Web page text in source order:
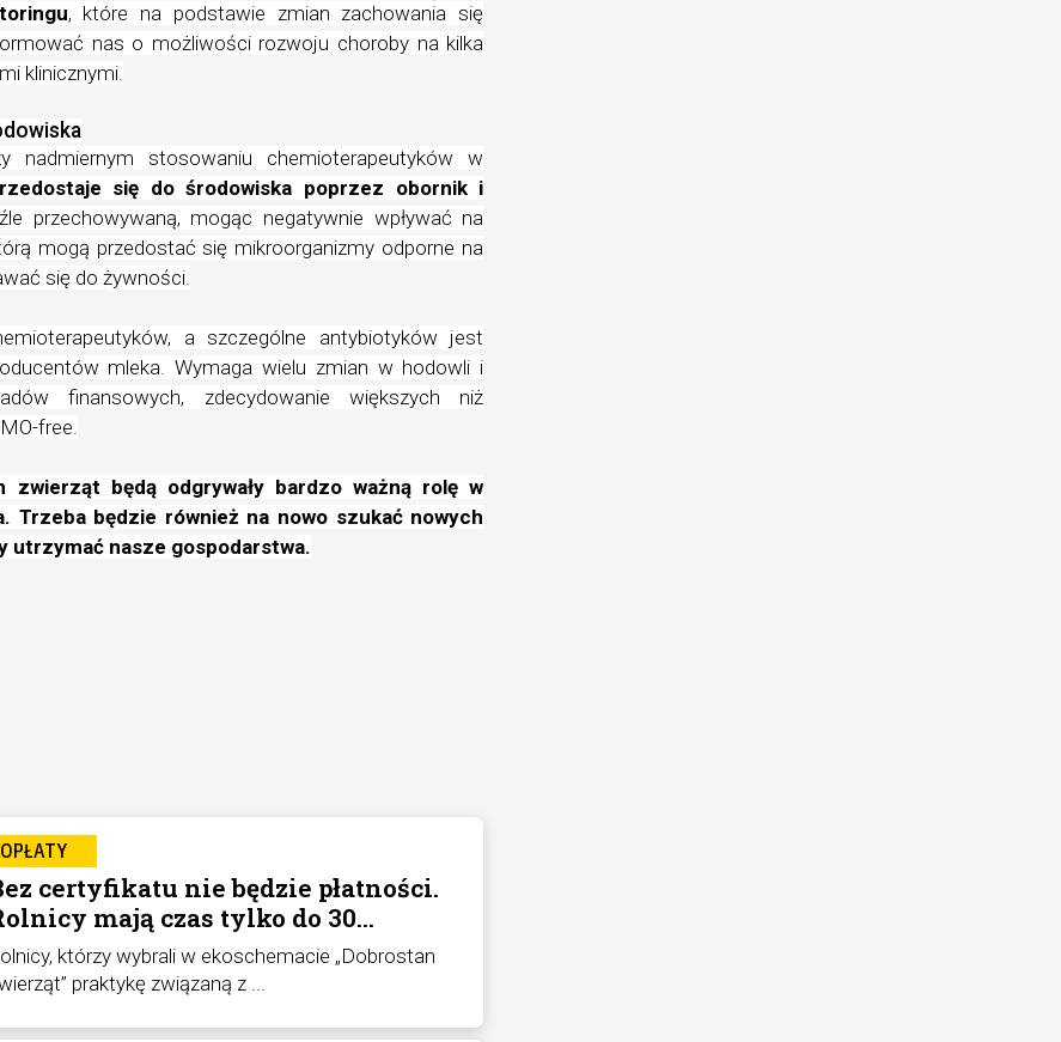
, które na podstawie zmian zachowania się
nas o możliwości rozwoju choroby na kilka
klinicznymi.
nadmiernym stosowaniu chemioterapeutyków w
się do środowiska poprzez obornik i
przechowywaną, mogąc negatywnie wpływać na
mogą przedostać się mikroorganizmy odporne na
się do żywności.
a szczególne antybiotyków jest
mleka. Wymaga wielu zmian w hodowli i
finansowych, zdecydowanie większych niż
free.
zwierząt będą odgrywały bardzo ważną rolę w
Trzeba będzie również na nowo szukać nowych
utrzymać nasze gospodarstwa.
certyfikatu nie będzie płatności.
mają czas tylko do 30
którzy wybrali w ekoschemacie „Dobrostan
praktykę związaną z ...